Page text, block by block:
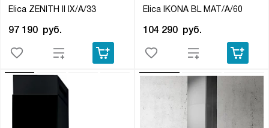
Elica ZENITH II IX/A/33
97 190 руб.
Elica IKONA BL MAT/A/60
104 290 руб.